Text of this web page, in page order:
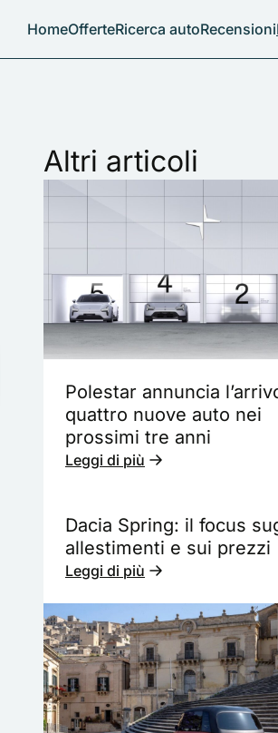
HomeOfferteRicerca autoRecensioni
Altri articoli
Polestar annuncia
quattro nuove auto nei
prossimi tre anni
Leggi di più
Dacia Spring: il focus
allestimenti e sui prezzi
Leggi di più